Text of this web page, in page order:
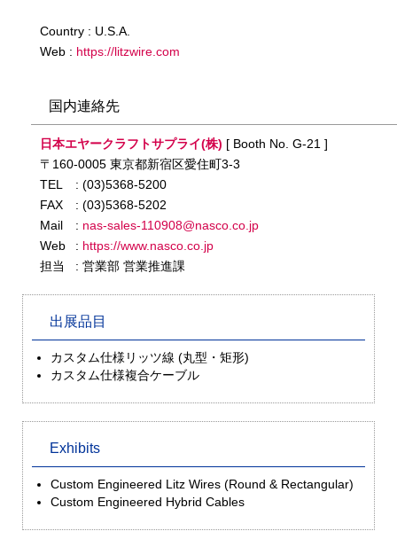
Country : U.S.A.
Web : https://litzwire.com
国内連絡先
日本エヤークラフトサプライ(株) [ Booth No. G-21 ]
〒160-0005 東京都新宿区愛住町3-3
TEL
: (03)5368-5200
FAX
: (03)5368-5202
Mail
: nas-sales-110908@nasco.co.jp
Web
: https://www.nasco.co.jp
担当
: 営業部 営業推進課
出展品目
カスタム仕様リッツ線 (丸型・矩形)
カスタム仕様複合ケーブル
Exhibits
Custom Engineered Litz Wires (Round & Rectangular)
Custom Engineered Hybrid Cables